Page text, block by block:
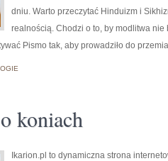
dniu. Warto przeczytać Hinduizm i
realnością. Chodzi o to, by modlitwa nie
Pismo tak, aby prowadziło do
koniach
Ikarion.pl to dynamiczna strona